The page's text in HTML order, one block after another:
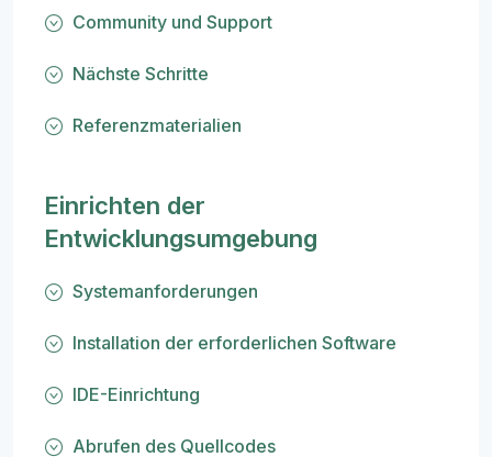
Community und Support
Nächste Schritte
Referenzmaterialien
Einrichten der
Entwicklungsumgebung
Systemanforderungen
Installation der erforderlichen Software
IDE-Einrichtung
Abrufen des Quellcodes